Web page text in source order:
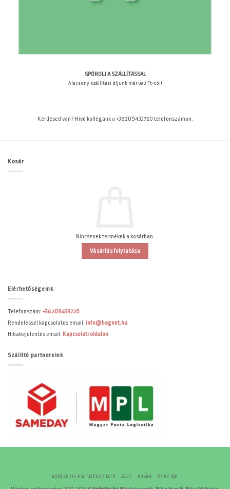
SPÓROLJ A SZÁLLÍTÁSSAL
Alacsony szállítási díjunk már 890 Ft-tól!
Kérdésed van? Hívd kollégánk a +36209433720 telefonszámon.
Kosár
Nincsenek termékek a kosárban.
Vásárlás folytatása
Elérhetőségeink
Telefonszám: +36209433720
Rendeléssel kapcsolatos email: info@bagnet.hu
Hibabejelentés email: Kapcsolati oldalon
Szállító partnereink
ADATKEZELÉSI TÁJÉKOZTATÓ ÁSZF KOSÁR PÉNZTÁR